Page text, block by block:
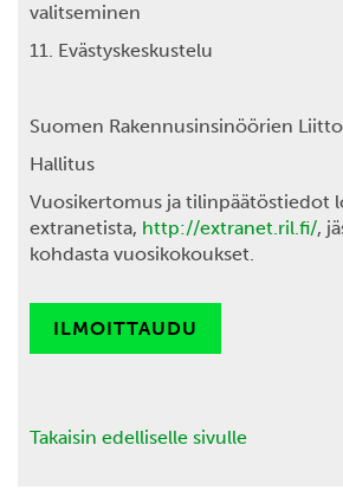
valitseminen
11. Evästyskeskustelu
Suomen Rakennusinsinöörien
Hallitus
Vuosikertomus ja tilinpäätöstiedot
extranetista, http://extranet.ril.fi/,
kohdasta vuosikokoukset.
ILMOITTAUDU
Takaisin edelliselle sivulle